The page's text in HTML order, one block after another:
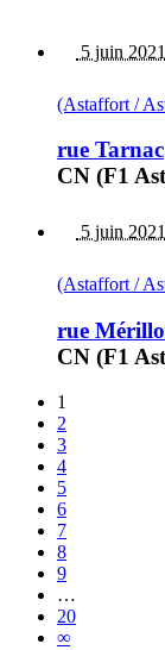
5 juin 2021
(Astaffort /
rue Tarnac
CN (F1
5 juin 2021
(Astaffort /
rue
CN (F1
1
2
3
4
5
6
7
8
9
…
20
∞